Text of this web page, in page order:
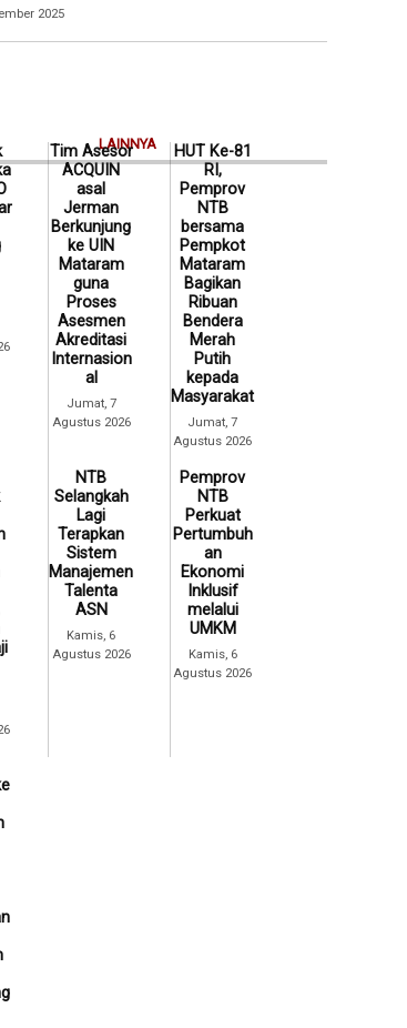
2025
LAINNYA
Tim Asesor
ACQUIN
asal
Jerman
Berkunjung
ke UIN
Mataram
guna
Proses
Asesmen
Akreditasi
Internasion
al
Jumat, 7
Agustus 2026
HUT Ke-81
RI,
Pemprov
NTB
bersama
Pempkot
Mataram
Bagikan
Ribuan
Bendera
Merah
Putih
kepada
Masyarakat
Jumat, 7
Agustus 2026
NTB
Selangkah
Lagi
Terapkan
Sistem
Manajemen
Talenta
ASN
Kamis, 6
Agustus 2026
Pemprov
NTB
Perkuat
Pertumbuh
an
Ekonomi
Inklusif
melalui
UMKM
Kamis, 6
Agustus 2026